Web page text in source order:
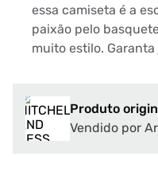
essa camiseta é a
paixão pelo
muito estilo. Garanta
Produto
Vendido por